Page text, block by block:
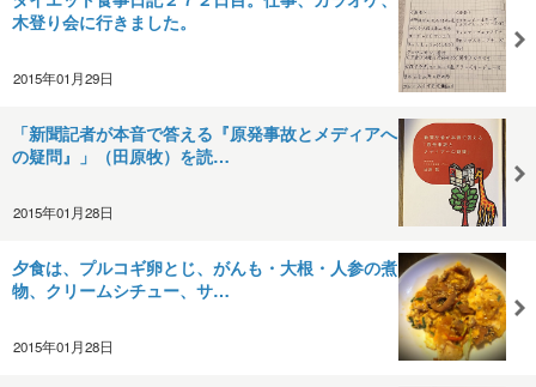
木登り会に行きました。
2015年01月29日
「新聞記者が本音で答える『原発事故とメディアへ
の疑問』」（田原牧）を読…
2015年01月28日
夕食は、プルコギ卵とじ、がんも・大根・人参の煮
物、クリームシチュー、サ…
2015年01月28日